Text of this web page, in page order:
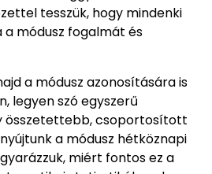
tesszük, hogy mindenki
módusz fogalmát és
a módusz azonosítására is
legyen szó egyszerű
összetettebb, csoportosított
a módusz hétköznapi
miért fontos ez a